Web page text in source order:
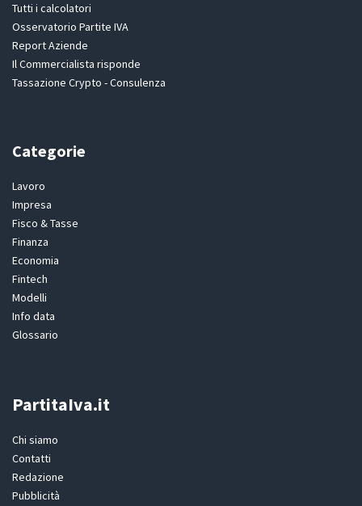
Tutti i calcolatori
Osservatorio Partite IVA
Report Aziende
Il Commercialista risponde
Tassazione Crypto - Consulenza
Categorie
Lavoro
Impresa
Fisco & Tasse
Finanza
Economia
Fintech
Modelli
Info data
Glossario
PartitaIva.it
Chi siamo
Contatti
Redazione
Pubblicità